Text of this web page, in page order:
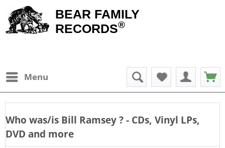
BEAR FAMILY
RECORDS®
Menu
Who was/is Bill Ramsey? - CDs, Vinyl LPs,
DVD and more